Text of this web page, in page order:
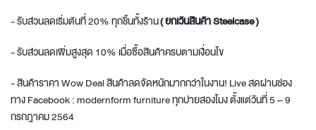
- รับส่วนลดเริ่มต้นที่ 20% ทุกชิ้นทั้งร้าน( ยกเว้นสินค้า Steelcase )
- รับส่วนลดเพิ่มสูงสุด 10% เมื่อซื้อสินค้าครบตามเงื่อนไข
- สินค้าราคา Wow Deal สินค้าลดจัดหนักมากกว่าในงาน! Live สดผ่านช่อง
ทาง Facebook : modernform furniture ทุกบ่ายสองโมง ตั้งแต่วันที่ 5 – 9
กรกฎาคม 2564